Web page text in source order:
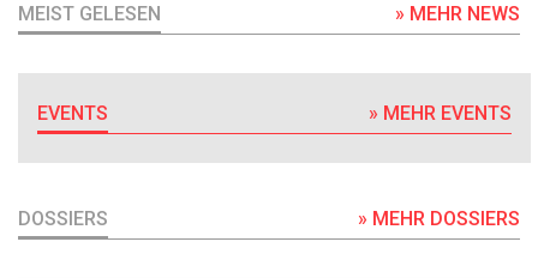
MEIST GELESEN » MEHR NEWS
EVENTS » MEHR EVENTS
DOSSIERS » MEHR DOSSIERS